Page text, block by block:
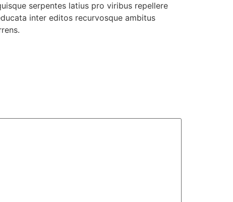
serpentes latius pro viribus repellere
inter editos recurvosque ambitus